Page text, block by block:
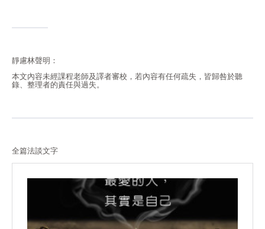
靜慮林聲明：
本文內容未經課程老師及譯者審校，若內容有任何疏失，皆歸咎於聽
錄、整理者的責任與過失。
全篇法談文字